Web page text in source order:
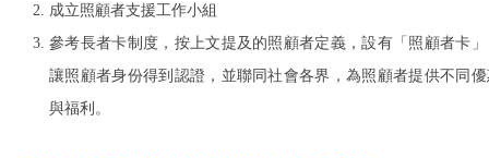
成立照顧者支援工作小組
參考長者卡制度，按上文提及的照顧者定義，設有「照顧者卡
讓照顧者身份得到認證，並聯同社會各界，為照顧者提供不同
與福利。